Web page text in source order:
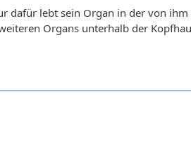
dafür lebt sein Organ in der von
Organs unterhalb der